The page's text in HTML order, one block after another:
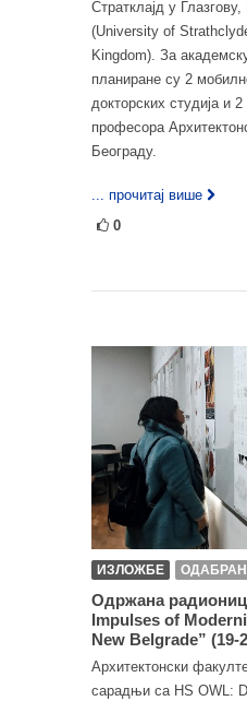
Стратклајд у
(University of
Kingdom). За
планиране су 2
докторских студија и
професора
Београду.
... прочитај више
0
ИЗЛОЖБЕ
Одржана
Impulses of
New Belgrade” (19-
Архитектонски
сарадњи са HS OWL: